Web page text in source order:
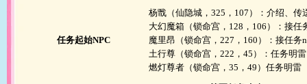
任务起始NPC
杨戬（仙隐城，325，107）：介绍、传
大幻魔箱（锁命宫，128，106）：接任
魔里昂（锁命宫，227，160）：接任务
土行尊（锁命宫，222，45）：任务明雷
燃灯尊者（锁命宫，35，49）任务明雷